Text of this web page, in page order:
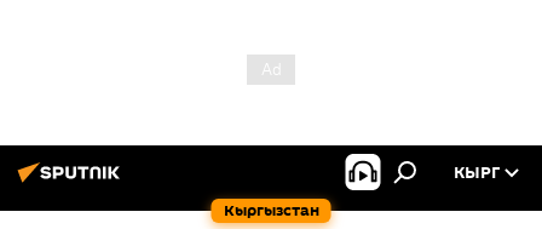
Кыргызстан
КЫРГ